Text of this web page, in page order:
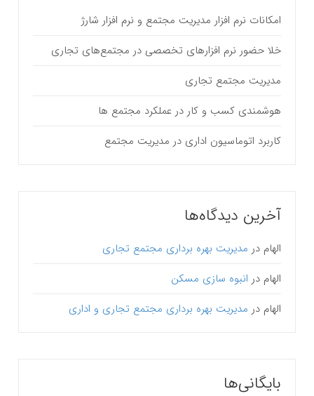
امکانات نرم افزار مدیریت مجتمع و نرم افزار شارژ
خلا حضور نرم افزارهای تخصصی در مجتمع‌های تجاری
مدیریت مجتمع تجاری
هوشمندی کسب و کار در عملکرد مجتمع ها
کاربرد اتوماسیون اداری در مدیریت مجتمع
آخرین دیدگاه‌ها
الهام در مدیریت بهره برداری مجتمع تجاری
الهام در انبوه سازی مسکن
الهام در مدیریت بهره برداری مجتمع تجاری و اداری
بایگانی‌ها